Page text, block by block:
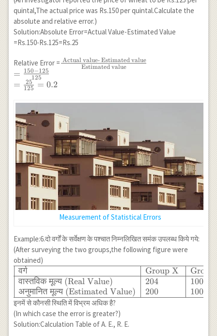
(Percentage)
} & +0.6
\times
100=60 \% &
-0.1 \times
\\ \hline
\end{array}
quintal,The actual price was Rs.150 per quintal.Calculate the
absolute and relative error.)
Solution:Absolute Error=Actual Value-Estimated Value
=Rs.150-Rs.125=Rs.25
Relative Error =\frac{\text {
{ Estimated
value }}
\\=\frac{150-
125}{125} \\
=\frac{25}
{125}=0.2
Estimated value
Actual value- Estimated value
= 125
150−125
= 125
25 = 0.2
Measurement of Statistical Errors
Example:6.दो वर्गों के सर्वेक्षण के पश्चात निम्नलिखित समंक उपलब्ध किये गये:
(After surveying the two groups,the following figure were
obtained)
\begin{array}
{|l|l|l|} \hline
\text{वर्ग}&
\text{Group
X } &
\text{Group
वर्ग
वास्तविक मूल्य(Real Value)
अनुमानित मूल्य(Estimated Value)
Group X
204
200
1008
1000
इनमें से कौनसी स्थिति में विभ्रम अधिक है?
(In which case the error is greater?)
Solution:Calculation Table of A. E., R. E.